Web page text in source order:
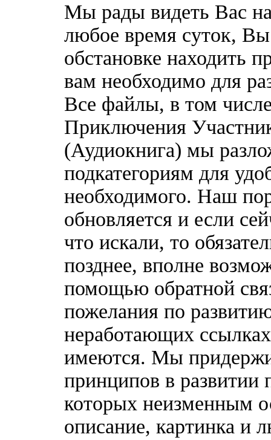
Мы рады видеть Вас
любое время суток,
обстановке находить
вам необходимо для
Все файлы, в том
Приключения
(Аудиокнига) мы
подкатегориям для
необходимого. Наш
обновляется и если
что искали, то
позднее, вполне
помощью обратной
пожелания по
неработающих
имеются. Мы
принципов в развитии
которых неизменным
описание, картинка и